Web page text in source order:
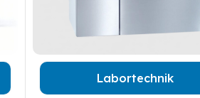
Labortechnik